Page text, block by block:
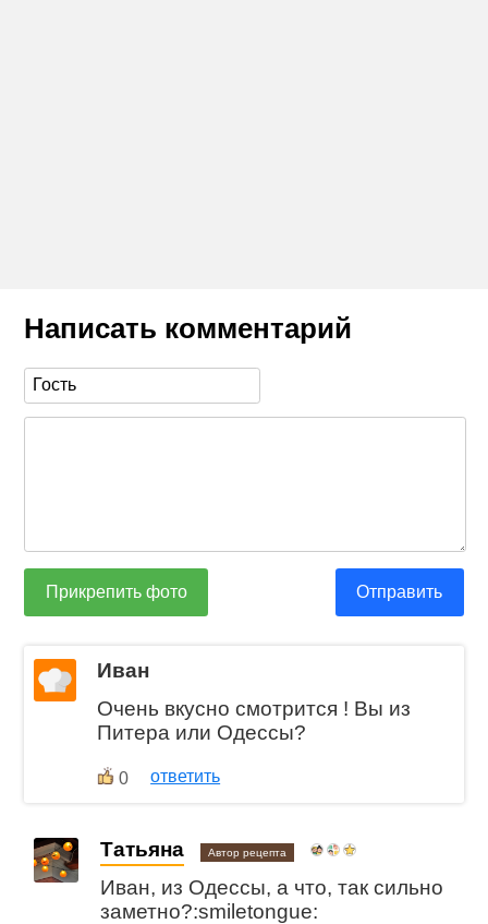
Написать комментарий
Прикрепить фото Отправить
Иван
Очень вкусно смотрится ! Вы из
Питера или Одессы?
0 ответить
Татьяна Автор рецепта
Иван, из Одессы, а что, так сильно
заметно?:smiletongue: